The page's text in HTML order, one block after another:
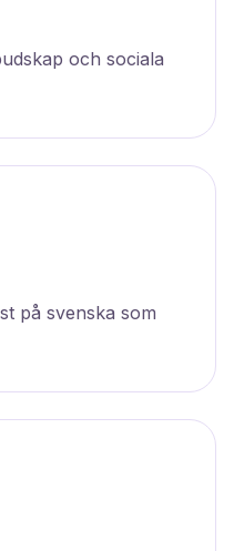
och sociala
på svenska som